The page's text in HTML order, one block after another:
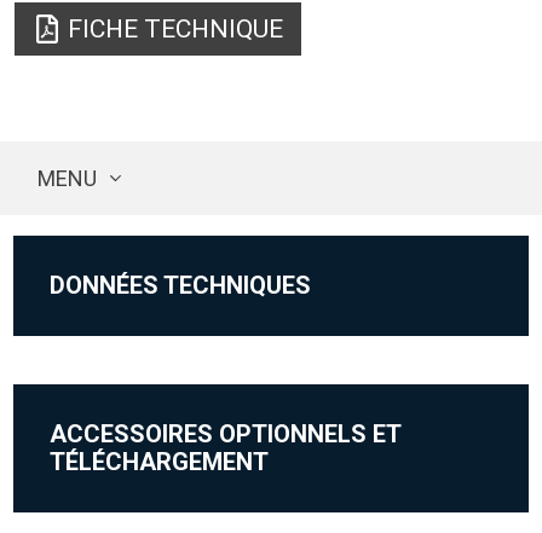
FICHE TECHNIQUE
MENU
DONNÉES TECHNIQUES
ACCESSOIRES OPTIONNELS ET
TÉLÉCHARGEMENT